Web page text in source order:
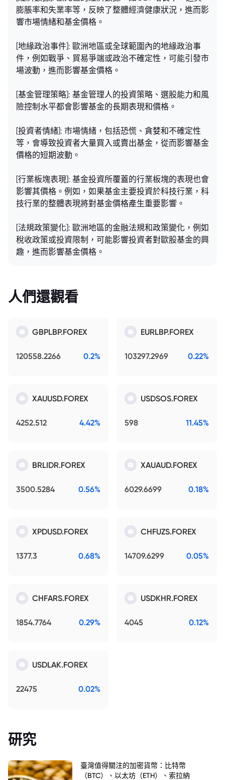
膨脹率和失業率等，反映了整體經濟健康狀況，進而影
響市場情緒和基金價格。
[地緣政治事件]: 歐洲地區或全球範圍內的地緣政治事
件，例如戰爭、貿易爭端或政治不確定性，可能引發市
場波動，進而影響基金價格。
[基金管理策略]: 基金管理人的投資策略、選股能力和風
險控制水平都會影響基金的長期表現和價格。
[投資者情緒]: 市場情緒，包括恐慌、貪婪和不確定性
等，會導致投資者大量買入或賣出基金，從而影響基金
價格的短期波動。
[行業板塊表現]: 基金投資所覆蓋的行業板塊的表現也會
影響其價格。例如，如果基金主要投資於科技行業，科
技行業的整體表現將對基金價格產生重要影響。
[法規政策變化]: 歐洲地區的金融法規和政策變化，例如
稅收政策或投資限制，可能影響投資者對歐股基金的興
趣，進而影響基金價格。
人們還觀看
GBPLBP.FOREX
120558.2266 0.2%
EURLBP.FOREX
103297.2969 0.22%
XAUUSD.FOREX
4252.512 4.42%
USDSOS.FOREX
598 11.45%
BRLIDR.FOREX
3500.5284 0.56%
XAUAUD.FOREX
6029.6699 0.18%
XPDUSD.FOREX
1377.3 0.68%
CHFUZS.FOREX
14709.6299 0.05%
CHFARS.FOREX
1854.7764 0.29%
USDKHR.FOREX
4045 0.12%
USDLAK.FOREX
22475 0.02%
研究
臺灣值得關注的加密貨幣：比特幣
（BTC）、以太坊（ETH）、索拉納